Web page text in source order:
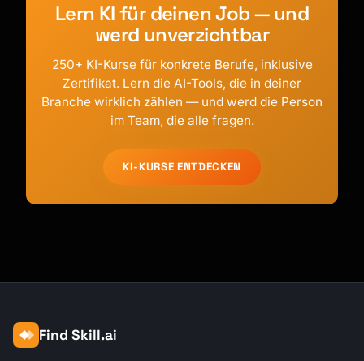
Lern KI für deinen Job — und
werd unverzichtbar
250+ KI-Kurse für konkrete Berufe, inklusive
Zertifikat. Lern die AI-Tools, die in deiner
Branche wirklich zählen — und werd die Person
im Team, die alle fragen.
KI-KURSE ENTDECKEN
Find Skill.ai